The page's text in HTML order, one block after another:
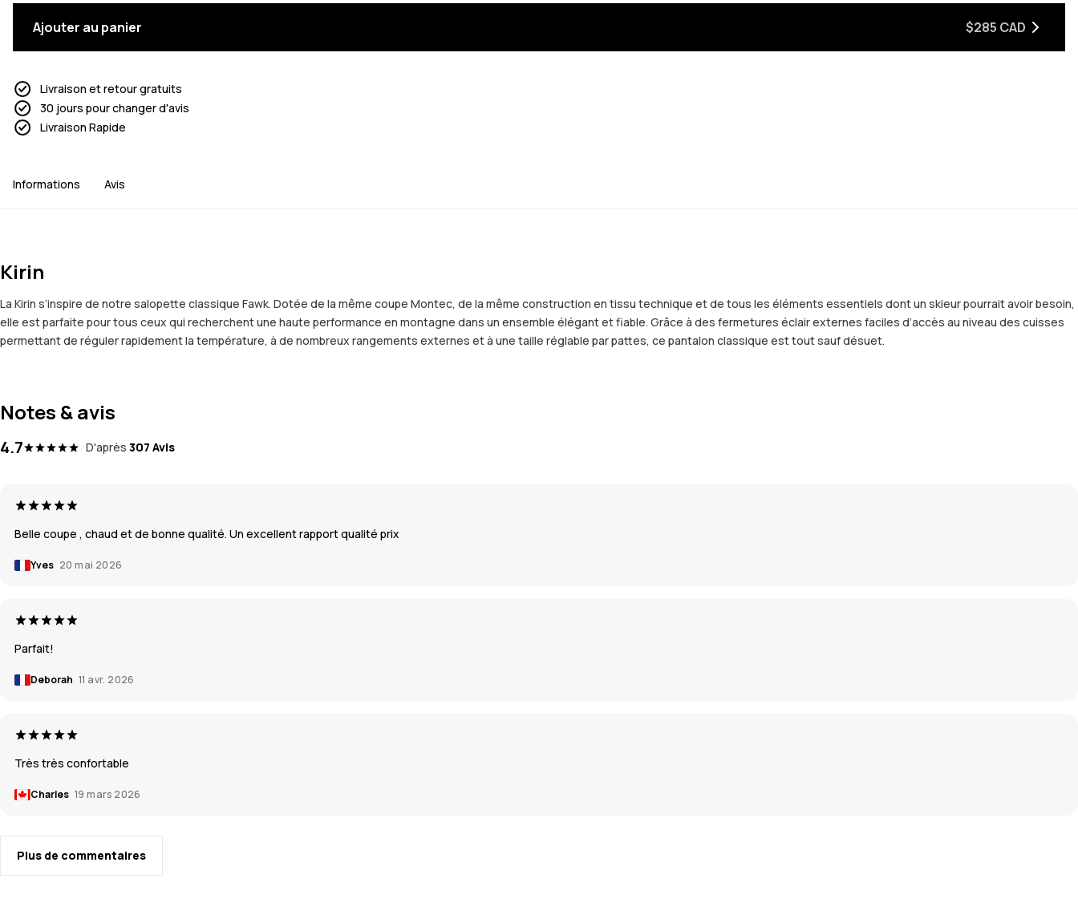
Ajouter au panier $285 CAD
Livraison et retour gratuits
30 jours pour changer d'avis
Livraison Rapide
Informations Avis
Kirin
La Kirin s’inspire de notre salopette classique Fawk. Dotée de la même coupe Montec, de la même construction en tissu technique et de tous les éléments essentiels dont un skieur pourrait avoir besoin,
elle est parfaite pour tous ceux qui recherchent une haute performance en montagne dans un ensemble élégant et fiable. Grâce à des fermetures éclair externes faciles d’accès au niveau des cuisses
permettant de réguler rapidement la température, à de nombreux rangements externes et à une taille réglable par pattes, ce pantalon classique est tout sauf désuet.
Notes & avis
4.7 D'après 307 Avis
Belle coupe , chaud et de bonne qualité. Un excellent rapport qualité prix
Yves 20 mai 2026
Parfait!
Deborah 11 avr. 2026
Très très confortable
Charles 19 mars 2026
Plus de commentaires